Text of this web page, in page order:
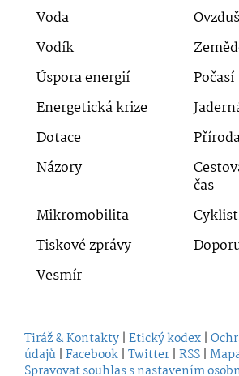
Voda
Vodík
Úspora energií
Počasí
Energetická krize
Dotace
Názory
čas
Mikromobilita
Tiskové zprávy
Vesmír
Tiráž & Kontakty | Etický kodex |
údajů | Facebook | Twitter | RSS |
Spravovat souhlas s nastavením